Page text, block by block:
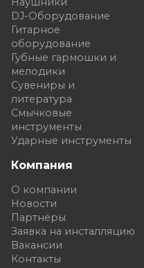
DJ-Оборудование
Гитарное
оборудование
Губные гармошки и
мелодики
Сувениры и
литература
Смычковые
инструменты
Ударные инструменты
Компания
О компании
Новости
Партнёры
Заявка на инсталляцию
Вакансии
Контакты